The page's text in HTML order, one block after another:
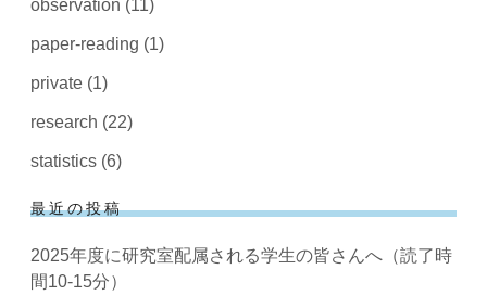
observation (11)
paper-reading (1)
private (1)
research (22)
statistics (6)
最近の投稿
2025年度に研究室配属される学生の皆さんへ（読了時
間10-15分）